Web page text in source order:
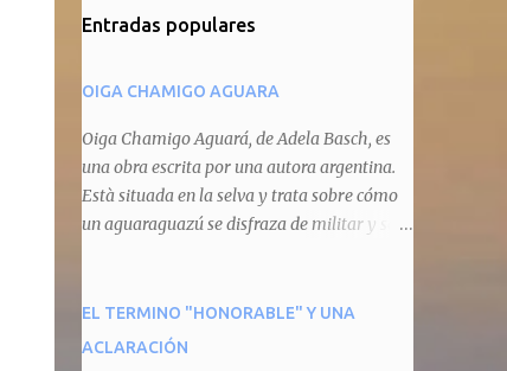
Entradas populares
OIGA CHAMIGO AGUARA
Oiga Chamigo Aguará, de Adela Basch, es
una obra escrita por una autora argentina.
Està situada en la selva y trata sobre cómo
un aguaraguazú se disfraza de militar y se
animal que pretenda circular por ahí. En
primera instancia aparece Teteu, el tero,
EL TERMINO "HONORABLE" Y UNA
ACLARACIÓN